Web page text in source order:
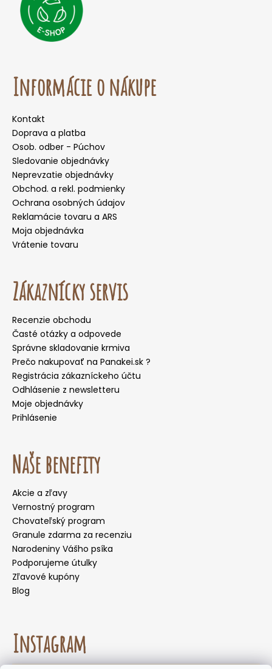
Informácie o nákupe
Kontakt
Doprava a platba
Osob. odber - Púchov
Sledovanie objednávky
Neprevzatie objednávky
Obchod. a rekl. podmienky
Ochrana osobných údajov
Reklamácie tovaru a ARS
Moja objednávka
Vrátenie tovaru
Zákaznícky servis
Recenzie obchodu
Časté otázky a odpovede
Správne skladovanie krmiva
Prečo nakupovať na Panakei.sk ?
Registrácia zákazníckeho účtu
Odhlásenie z newsletteru
Moje objednávky
Prihlásenie
Naše benefity
Akcie a zľavy
Vernostný program
Chovateľský program
Granule zdarma za recenziu
Narodeniny Vášho psíka
Podporujeme útulky
Zľavové kupóny
Blog
Instagram